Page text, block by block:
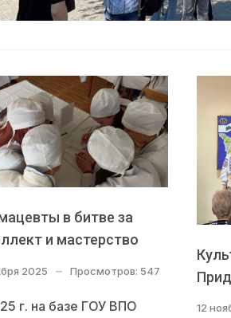
в битве за
и мастерство
2025 Просмотров: 547
г. на базе ГОУ ВПО
12